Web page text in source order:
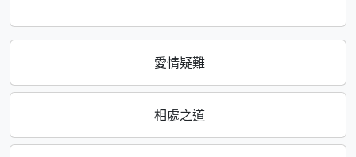
愛情疑難
相處之道